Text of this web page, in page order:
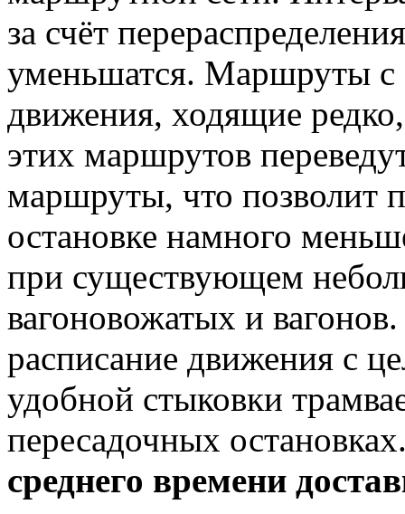
за счёт
уменьшатся. Маршруты
движения, ходящие
этих маршрутов
маршруты, что позволит
остановке намного
при существующем
вагоновожатых и вагонов.
расписание движения с
удобной стыковки
пересадочных
среднего времени